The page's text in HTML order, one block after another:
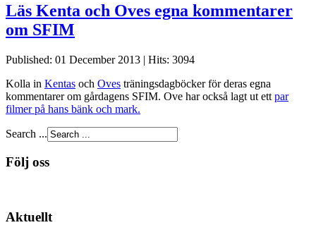
Läs Kenta och Oves egna kommentarer
om SFIM
Published: 01 December 2013 | Hits: 3094
Kolla in Kentas och Oves träningsdagböcker för deras egna
kommentarer om gårdagens SFIM. Ove har också lagt ut ett par
filmer på hans bänk och mark.
Search ...
Följ oss
Aktuellt